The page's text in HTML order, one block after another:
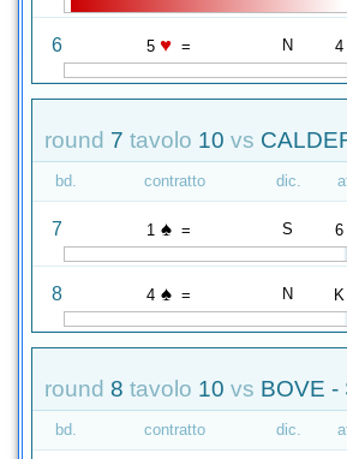
6 5 ♥ = N 4
round 7 tavolo 10 vs
bd. contratto dic.
7 1 ♠ = S 6
8 4 ♠ = N K
round 8 tavolo 10 vs BOVE -
bd. contratto dic.